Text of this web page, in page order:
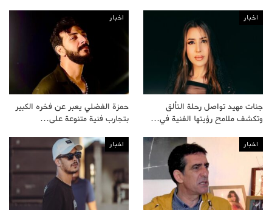
اخبار
جنات مهيد تواصل رحلة التألق
وتكشف ملامح رؤيتها الفنية في…
اخبار
حمزة الفضلي يعبر عن فخره الكبير
بتجارب فنية متنوعة على…
اخبار اخبار